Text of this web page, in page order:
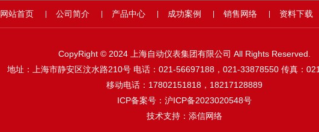
网站首页 公司简介 产品中心 成功案例 销售网络 资料下载
CopyRight © 2024 上海自动仪表集团有限公司 All Rights Reserved.
地址：上海市静安区汶水路210号 电话：021-56697188，021-33878550 传真：
移动电话：17802151818，18217128889
ICP备案号： 沪ICP备2023020548号
技术支持： 添信网络